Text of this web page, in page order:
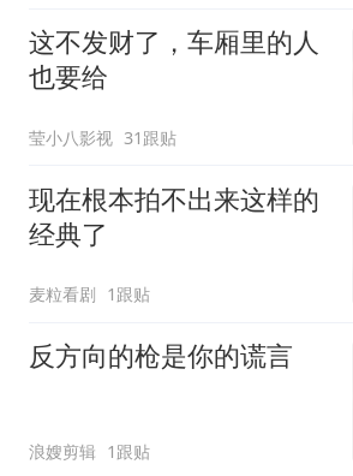
这不发财了，车厢里的人
也要给
莹小八影视 31跟贴
现在根本拍不出来这样的
经典了
麦粒看剧 1跟贴
反方向的枪是你的谎言
浪嫂剪辑 1跟贴